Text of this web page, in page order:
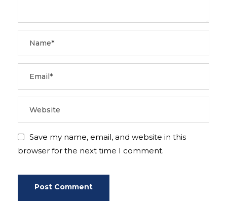
Save my name, email, and website in this
browser for the next time I comment.